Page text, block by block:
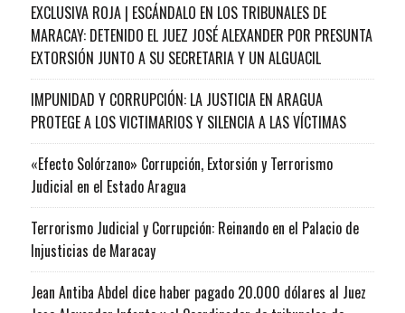
EXCLUSIVA ROJA | ESCÁNDALO EN LOS TRIBUNALES DE
MARACAY: DETENIDO EL JUEZ JOSÉ ALEXANDER POR PRESUNTA
EXTORSIÓN JUNTO A SU SECRETARIA Y UN ALGUACIL
IMPUNIDAD Y CORRUPCIÓN: LA JUSTICIA EN ARAGUA
PROTEGE A LOS VICTIMARIOS Y SILENCIA A LAS VÍCTIMAS
«Efecto Solórzano» Corrupción, Extorsión y Terrorismo
Judicial en el Estado Aragua
Terrorismo Judicial y Corrupción: Reinando en el Palacio de
Injusticias de Maracay
Jean Antiba Abdel dice haber pagado 20.000 dólares al Juez